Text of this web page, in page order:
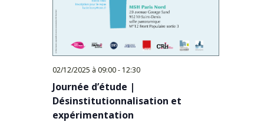
02/12/2025 à 09:00- 12:30
Journée d’étude |
Désinstitutionnalisation et
expérimentation